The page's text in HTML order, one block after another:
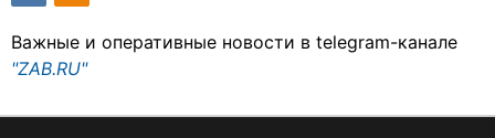
Важные и оперативные новости в telegram-канале
"ZAB.RU"